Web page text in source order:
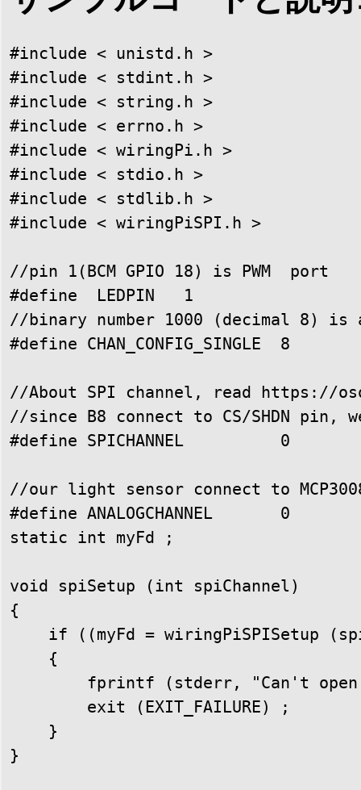
#include < unistd.h >
#include < stdint.h >
#include < string.h >
#include < errno.h >
#include < wiringPi.h >
#include < stdio.h >
#include < stdlib.h >
#include < wiringPiSPI.h >
//pin 1(BCM GPIO 18) is PWM  port
#define  LEDPIN   1
//binary number 1000 (decimal 8) is
#define CHAN_CONFIG_SINGLE  8
//About SPI channel, read https://
//since B8 connect to CS/SHDN pin,
#define SPICHANNEL          0
//our light sensor connect to
#define ANALOGCHANNEL       0
static int myFd ;
void spiSetup (int spiChannel)
{
if ((myFd = wiringPiSPISetup
    {
fprintf (stderr, "Can't
        exit (EXIT_FAILURE) ;
    }
}